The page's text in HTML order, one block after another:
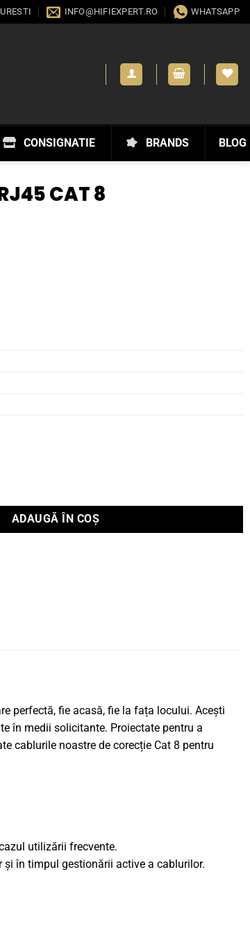
INFO@HIFIEXPERT.RO WHATSAPP
BLOG
BRANDS
CONSIGNATIE
CAT 8
8
ADAUGĂ ÎN COȘ
perfectă, fie acasă, fie la fața locului. Acești
în medii solicitante. Proiectate pentru a
cablurile noastre de corecție Cat 8 pentru
utilizării frecvente.
în timpul gestionării active a cablurilor.